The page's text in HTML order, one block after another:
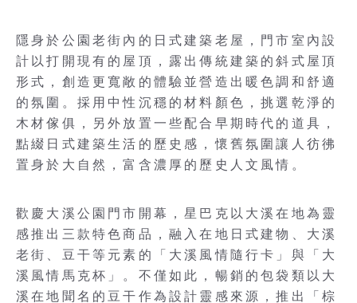
隱身於公園老街內的日式建築老屋，門市室內設
計以打開現有的屋頂，露出傳統建築的斜式屋頂
形式，創造更寬敞的體驗並營造出暖色調和舒適
的氛圍。採用中性沉穩的材料顏色，挑選乾淨的
木材傢俱，另外放置一些配合早期時代的道具，
點綴日式建築生活的歷史感，懷舊氛圍讓人彷彿
置身於大自然，富含濃厚的歷史人文風情。
歡慶大溪公園門市開幕，星巴克以大溪在地為靈
感推出三款特色商品，融入在地日式建物、大溪
老街、豆干等元素的「大溪風情隨行卡」與「大
溪風情馬克杯」。不僅如此，暢銷的包袋類以大
溪在地聞名的豆干作為設計靈感來源，推出「棕